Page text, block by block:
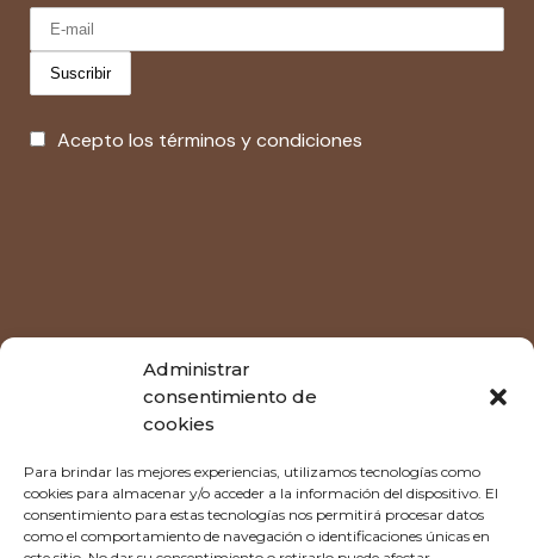
Administrar
consentimiento de
cookies
Para brindar las mejores experiencias, utilizamos tecnologías como
cookies para almacenar y/o acceder a la información del dispositivo. El
consentimiento para estas tecnologías nos permitirá procesar datos
como el comportamiento de navegación o identificaciones únicas en
Acepto los términos y condiciones
Tu espacio,